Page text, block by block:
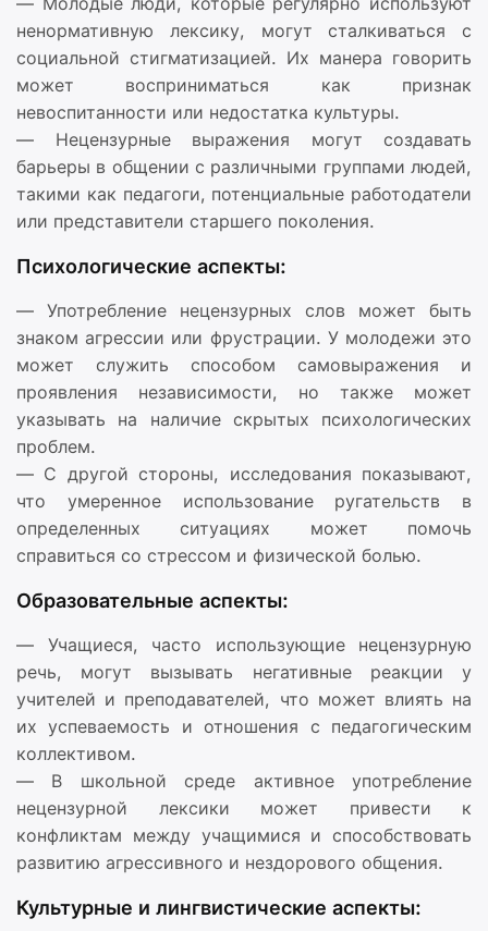
ненормативную лексику, могут сталкиваться с
социальной стигматизацией. Их манера говорить
может восприниматься как признак
невоспитанности или недостатка культуры.
— Нецензурные выражения могут создавать
барьеры в общении с различными группами людей,
такими как педагоги, потенциальные работодатели
или представители старшего поколения.
Психологические аспекты:
— Употребление нецензурных слов может быть
знаком агрессии или фрустрации. У молодежи это
может служить способом самовыражения и
проявления независимости, но также может
указывать на наличие скрытых психологических
проблем.
— С другой стороны, исследования показывают,
что умеренное использование ругательств в
определенных ситуациях может помочь
справиться со стрессом и физической болью.
Образовательные аспекты:
— Учащиеся, часто использующие нецензурную
речь, могут вызывать негативные реакции у
учителей и преподавателей, что может влиять на
их успеваемость и отношения с педагогическим
коллективом.
— В школьной среде активное употребление
нецензурной лексики может привести к
конфликтам между учащимися и способствовать
развитию агрессивного и нездорового общения.
Культурные и лингвистические аспекты: